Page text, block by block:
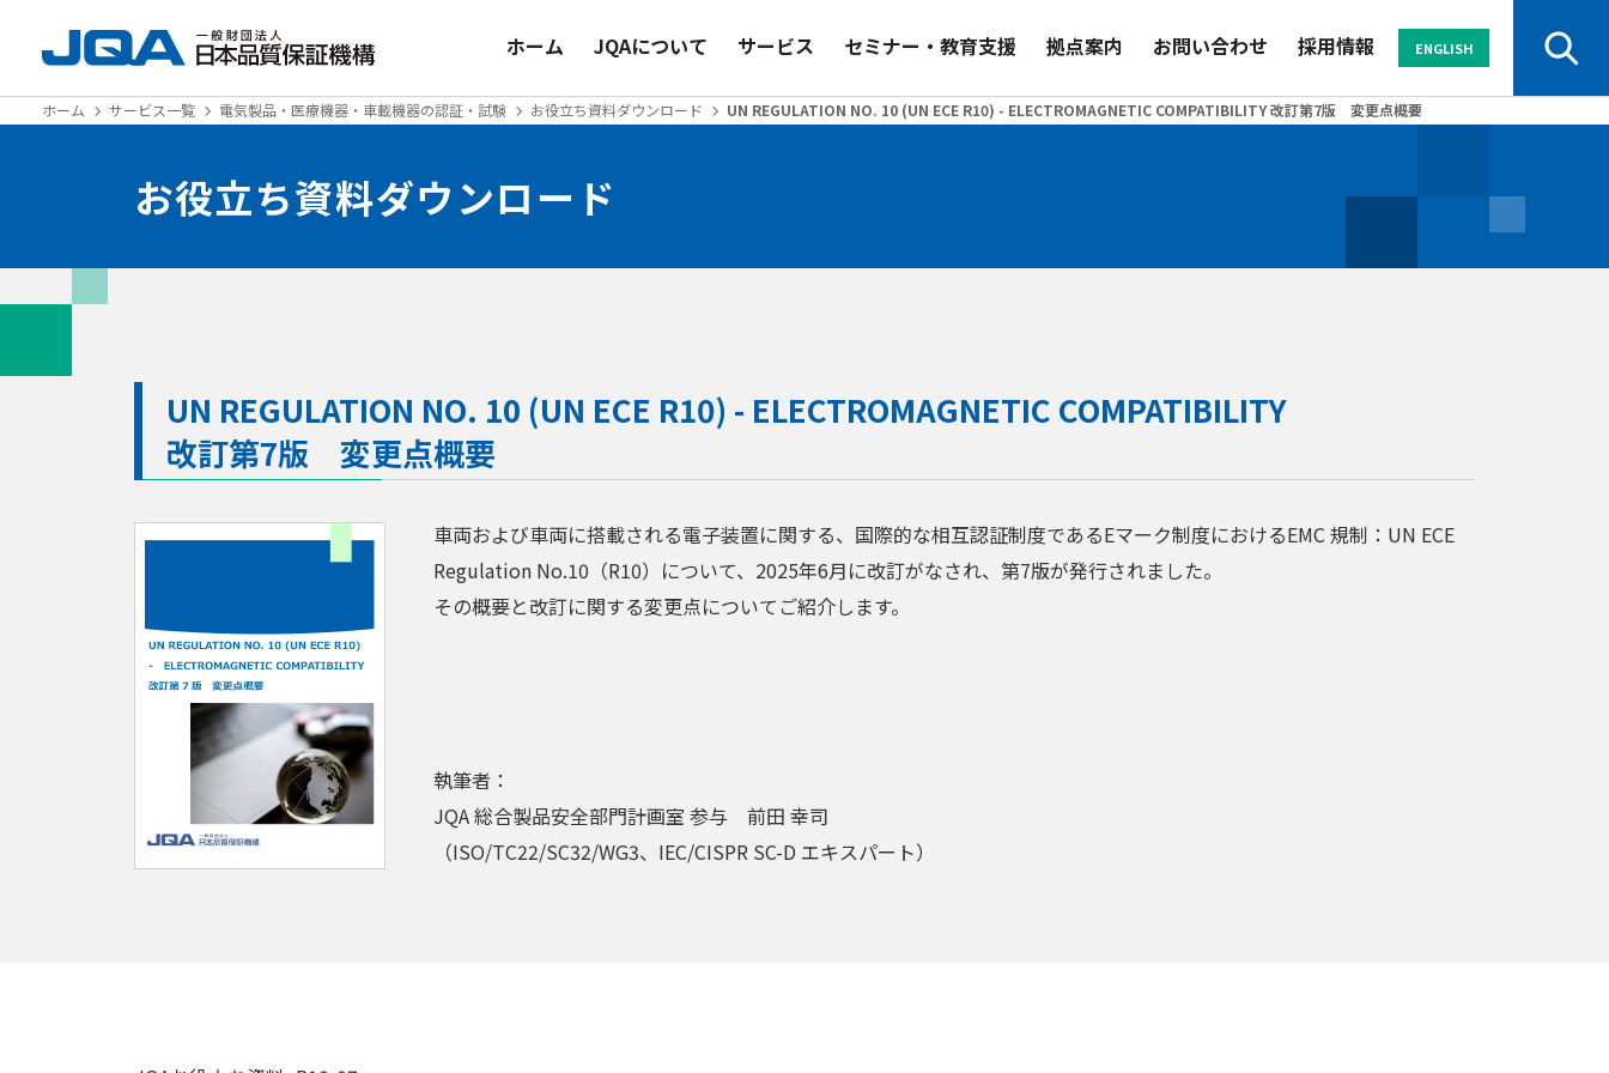
ホーム JQAについて サービス セミナー・教育支援 拠点案内 お問い合わせ 採用情報 ENGLISH
業界から探す
ホーム サービス一覧 電気製品・医療機器・車載機器の認証・試験 お役立ち資料ダウンロード UN REGULATION NO. 10 (UN ECE R10) - ELECTROMAGNETIC COMPATIBILITY 改訂第7版 変更点概要
お役立ち資料ダウンロード
UN REGULATION NO. 10 (UN ECE R10) - ELECTROMAGNETIC COMPATIBILITY
改訂第7版 変更点概要
車両および車両に搭載される電子装置に関する、国際的な相互認証制度であるEマーク制度におけるEMC 規制：UN ECE
Regulation No.10（R10）について、2025年6月に改訂がなされ、第7版が発行されました。
その概要と改訂に関する変更点についてご紹介します。
執筆者：
JQA 総合製品安全部門計画室 参与 前田 幸司
（ISO/TC22/SC32/WG3、IEC/CISPR SC-D エキスパート）